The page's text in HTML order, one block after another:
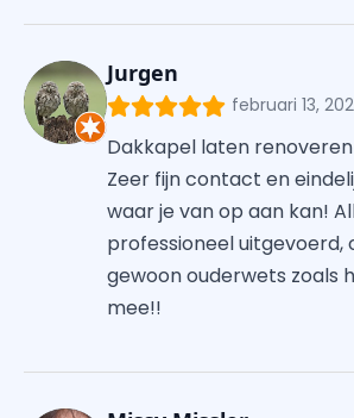
Jurgen
februari 13,
Dakkapel laten
Zeer fijn contact en
waar je van op aan kan!
professioneel uitgevoerd,
gewoon ouderwets zoals
mee!!